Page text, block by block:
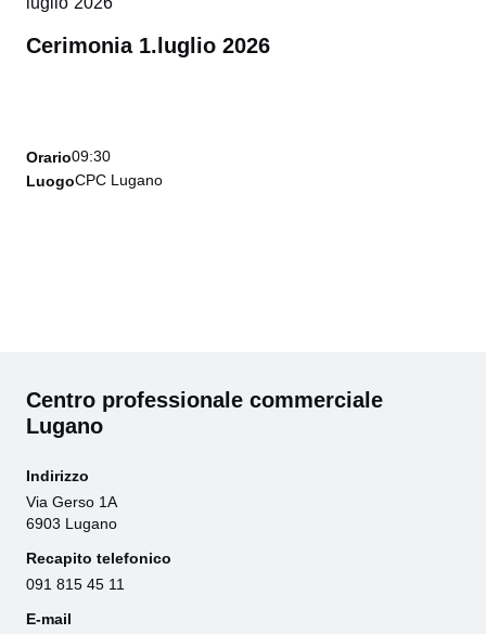
Cerimonia 1.luglio 2026
Orario09:30
LuogoCPC Lugano
Centro professionale commerciale
Lugano
Indirizzo
Via Gerso 1A
6903 Lugano
Recapito telefonico
091 815 45 11
E-mail